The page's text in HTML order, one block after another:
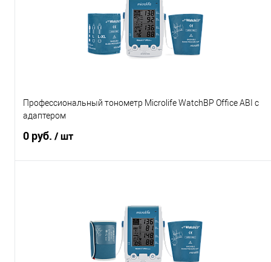
Купить в 1 клик
Сравнение
Нет в наличии
Профессиональный тонометр Microlife WatchBP Office ABI с
адаптером
0 руб. / шт
Купить в 1 клик
Сравнение
Нет в наличии